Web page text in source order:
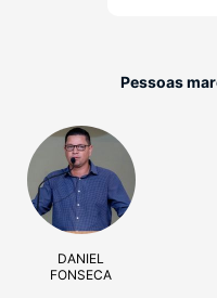
Pessoas
DANIEL
FONSECA